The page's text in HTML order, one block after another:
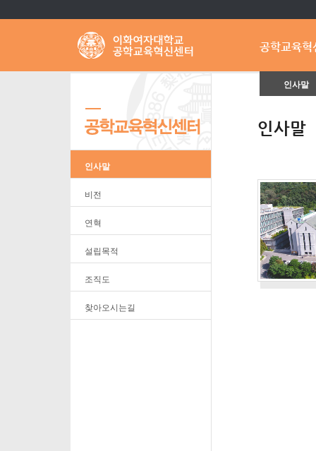
공학교육혁
인사말
인사말
비전
연혁
설립목적
조직도
찾아오시는길
인사말